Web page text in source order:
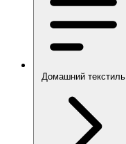
Домашний текстиль